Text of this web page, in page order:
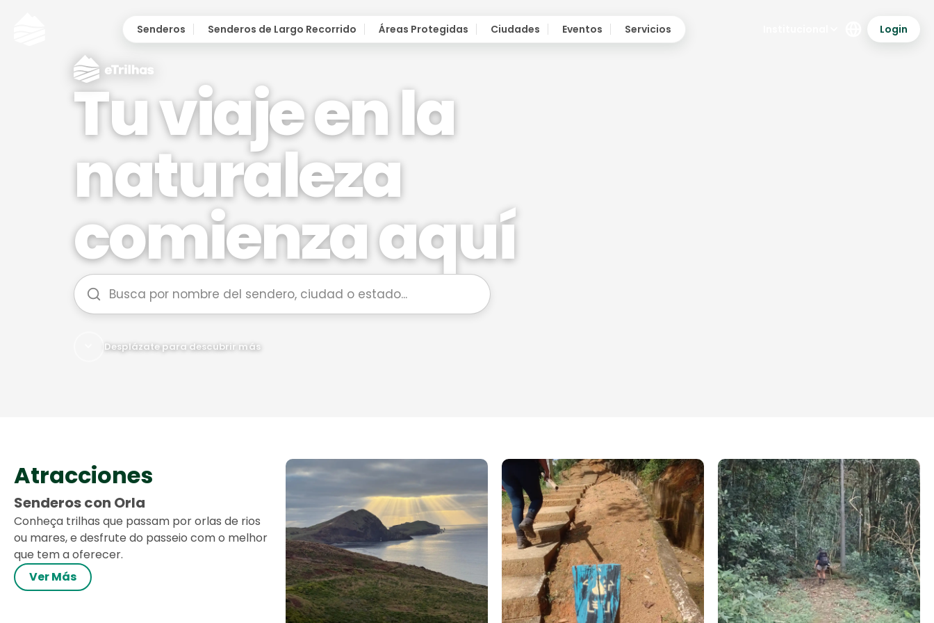
Senderos Senderos de Largo Recorrido Áreas Protegidas Ciudades Eventos Servicios Login
tu viaje en la
naturaleza
comienza aquí
Desplázate para descubrir más
Atracciones
Senderos con Orla
Conheça trilhas que passam por orlas de rios
ou mares, e desfrute do passeio com o melhor
que tem a oferecer.
Ver Más